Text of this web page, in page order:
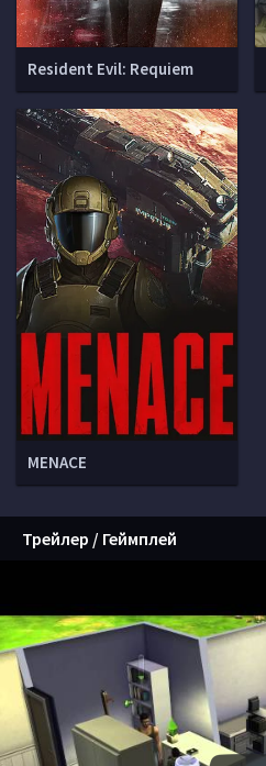
Resident Evil: Requiem
MENACE
Трейлер / Геймплей